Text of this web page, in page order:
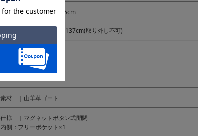
サイズ｜約W15×H20×D5cm
ショルダー長さ：約75～137cm(取り外し不可)
カラー｜ブラック
キャメル
素材 ｜山羊革ゴート
仕様 ｜マグネットボタン式開閉
内側：フリーポケット×1